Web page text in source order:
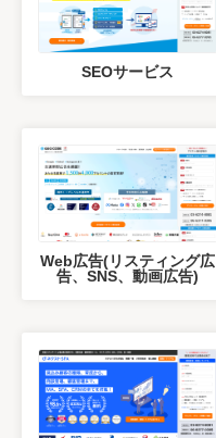
SEOサービス
Web広告(リスティング広
告、SNS、動画広告)